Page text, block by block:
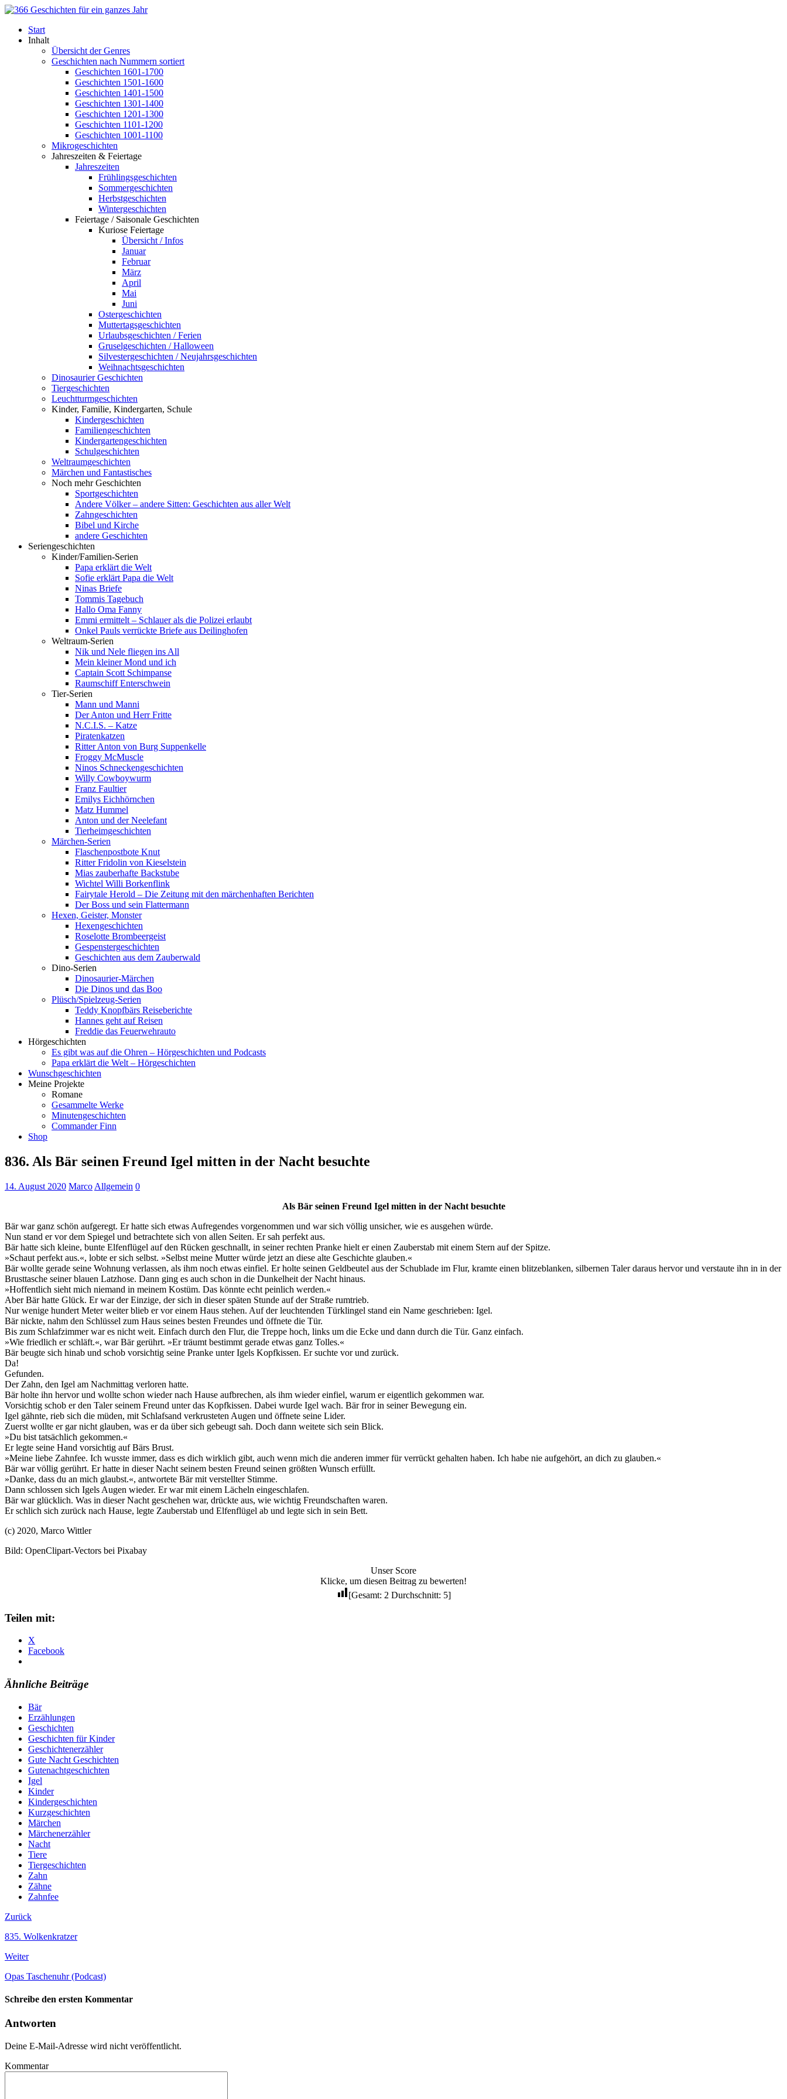
Start
Inhalt
Übersicht der Genres
Geschichten nach Nummern sortiert
Geschichten 1601-1700
Geschichten 1501-1600
Geschichten 1401-1500
Geschichten 1301-1400
Geschichten 1201-1300
Geschichten 1101-1200
Geschichten 1001-1100
Mikrogeschichten
Jahreszeiten & Feiertage
Jahreszeiten
Frühlingsgeschichten
Sommergeschichten
Herbstgeschichten
Wintergeschichten
Feiertage / Saisonale Geschichten
Kuriose Feiertage
Übersicht / Infos
Januar
Februar
März
April
Mai
Juni
Ostergeschichten
Muttertagsgeschichten
Urlaubsgeschichten / Ferien
Gruselgeschichten / Halloween
Silvestergeschichten / Neujahrsgeschichten
Weihnachtsgeschichten
Dinosaurier Geschichten
Tiergeschichten
Leuchtturmgeschichten
Kinder, Familie, Kindergarten, Schule
Kindergeschichten
Familiengeschichten
Kindergartengeschichten
Schulgeschichten
Weltraumgeschichten
Märchen und Fantastisches
Noch mehr Geschichten
Sportgeschichten
Andere Völker – andere Sitten: Geschichten aus aller Welt
Zahngeschichten
Bibel und Kirche
andere Geschichten
Seriengeschichten
Kinder/Familien-Serien
Papa erklärt die Welt
Sofie erklärt Papa die Welt
Ninas Briefe
Tommis Tagebuch
Hallo Oma Fanny
Emmi ermittelt – Schlauer als die Polizei erlaubt
Onkel Pauls verrückte Briefe aus Deilinghofen
Weltraum-Serien
Nik und Nele fliegen ins All
Mein kleiner Mond und ich
Captain Scott Schimpanse
Raumschiff Enterschwein
Tier-Serien
Mann und Manni
Der Anton und Herr Fritte
N.C.I.S. – Katze
Piratenkatzen
Ritter Anton von Burg Suppenkelle
Froggy McMuscle
Ninos Schneckengeschichten
Willy Cowboywurm
Franz Faultier
Emilys Eichhörnchen
Matz Hummel
Anton und der Neelefant
Tierheimgeschichten
Märchen-Serien
Flaschenpostbote Knut
Ritter Fridolin von Kieselstein
Mias zauberhafte Backstube
Wichtel Willi Borkenflink
Fairytale Herold – Die Zeitung mit den märchenhaften Berichten
Der Boss und sein Flattermann
Hexen, Geister, Monster
Hexengeschichten
Roselotte Brombeergeist
Gespenstergeschichten
Geschichten aus dem Zauberwald
Dino-Serien
Dinosaurier-Märchen
Die Dinos und das Boo
Plüsch/Spielzeug-Serien
Teddy Knopfbärs Reiseberichte
Hannes geht auf Reisen
Freddie das Feuerwehrauto
Hörgeschichten
Es gibt was auf die Ohren – Hörgeschichten und Podcasts
Papa erklärt die Welt – Hörgeschichten
Wunschgeschichten
Meine Projekte
Romane
Gesammelte Werke
Minutengeschichten
Commander Finn
Shop
836. Als Bär seinen Freund Igel mitten in der Nacht besuchte
14. August 2020 Marco Allgemein 0
Als Bär seinen Freund Igel mitten in der Nacht besuchte
Bär war ganz schön aufgeregt. Er hatte sich etwas Aufregendes vorgenommen und war sich völlig unsicher, wie es ausgehen würde.
Nun stand er vor dem Spiegel und betrachtete sich von allen Seiten. Er sah perfekt aus.
Bär hatte sich kleine, bunte Elfenflügel auf den Rücken geschnallt, in seiner rechten Pranke hielt er einen Zauberstab mit einem Stern auf der Spitze.
»Schaut perfekt aus.«, lobte er sich selbst. »Selbst meine Mutter würde jetzt an diese alte Geschichte glauben.«
Bär wollte gerade seine Wohnung verlassen, als ihm noch etwas einfiel. Er holte seinen Geldbeutel aus der Schublade im Flur, kramte einen blitzeblanken, silbernen Taler daraus hervor und verstaute ihn in in der
Brusttasche seiner blauen Latzhose. Dann ging es auch schon in die Dunkelheit der Nacht hinaus.
»Hoffentlich sieht mich niemand in meinem Kostüm. Das könnte echt peinlich werden.«
Aber Bär hatte Glück. Er war der Einzige, der sich in dieser späten Stunde auf der Straße rumtrieb.
Nur wenige hundert Meter weiter blieb er vor einem Haus stehen. Auf der leuchtenden Türklingel stand ein Name geschrieben: Igel.
Bär nickte, nahm den Schlüssel zum Haus seines besten Freundes und öffnete die Tür.
Bis zum Schlafzimmer war es nicht weit. Einfach durch den Flur, die Treppe hoch, links um die Ecke und dann durch die Tür. Ganz einfach.
»Wie friedlich er schläft.«, war Bär gerührt. »Er träumt bestimmt gerade etwas ganz Tolles.«
Bär beugte sich hinab und schob vorsichtig seine Pranke unter Igels Kopfkissen. Er suchte vor und zurück.
Da!
Gefunden.
Der Zahn, den Igel am Nachmittag verloren hatte.
Bär holte ihn hervor und wollte schon wieder nach Hause aufbrechen, als ihm wieder einfiel, warum er eigentlich gekommen war.
Vorsichtig schob er den Taler seinem Freund unter das Kopfkissen. Dabei wurde Igel wach. Bär fror in seiner Bewegung ein.
Igel gähnte, rieb sich die müden, mit Schlafsand verkrusteten Augen und öffnete seine Lider.
Zuerst wollte er gar nicht glauben, was er da über sich gebeugt sah. Doch dann weitete sich sein Blick.
»Du bist tatsächlich gekommen.«
Er legte seine Hand vorsichtig auf Bärs Brust.
»Meine liebe Zahnfee. Ich wusste immer, dass es dich wirklich gibt, auch wenn mich die anderen immer für verrückt gehalten haben. Ich habe nie aufgehört, an dich zu glauben.«
Bär war völlig gerührt. Er hatte in dieser Nacht seinem besten Freund seinen größten Wunsch erfüllt.
»Danke, dass du an mich glaubst.«, antwortete Bär mit verstellter Stimme.
Dann schlossen sich Igels Augen wieder. Er war mit einem Lächeln eingeschlafen.
Bär war glücklich. Was in dieser Nacht geschehen war, drückte aus, wie wichtig Freundschaften waren.
Er schlich sich zurück nach Hause, legte Zauberstab und Elfenflügel ab und legte sich in sein Bett.
(c) 2020, Marco Wittler
Bild: OpenClipart-Vectors bei Pixabay
Unser Score
Klicke, um diesen Beitrag zu bewerten!
[Gesamt: 2 Durchschnitt: 5]
Teilen mit:
X
Facebook
Ähnliche Beiträge
Bär
Erzählungen
Geschichten
Geschichten für Kinder
Geschichtenerzähler
Gute Nacht Geschichten
Gutenachtgeschichten
Igel
Kinder
Kindergeschichten
Kurzgeschichten
Märchen
Märchenerzähler
Nacht
Tiere
Tiergeschichten
Zahn
Zähne
Zahnfee
Zurück
835. Wolkenkratzer
Weiter
Opas Taschenuhr (Podcast)
Schreibe den ersten Kommentar
Antworten
Deine E-Mail-Adresse wird nicht veröffentlicht.
Kommentar